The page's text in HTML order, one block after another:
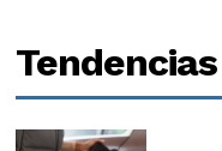
Tendencias